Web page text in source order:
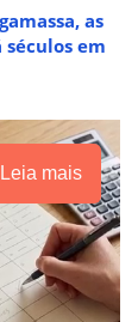
as
em
Leia mais